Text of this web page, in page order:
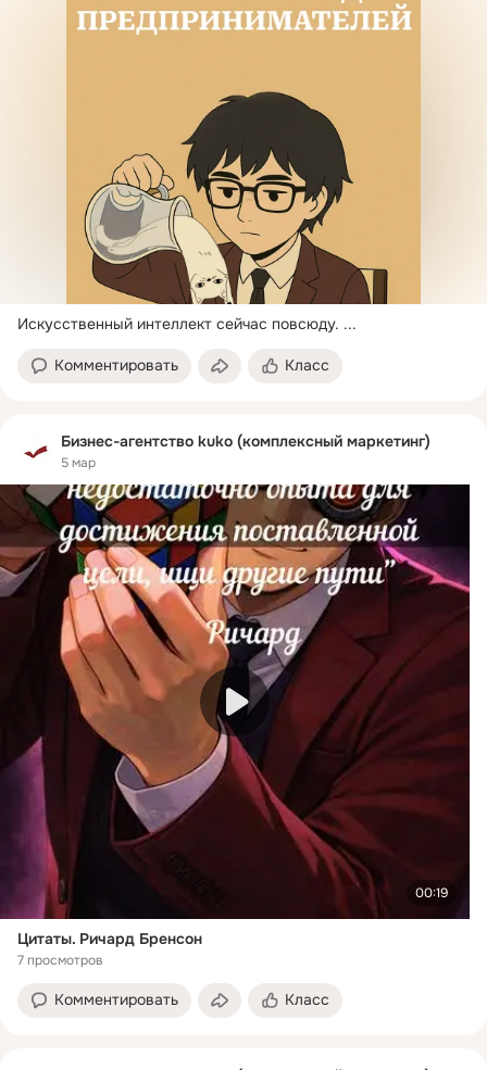
Искусственный интеллект сейчас повсюду. ...
Комментировать Класс
Бизнес-агентство kuko (комплексный маркетинг)
5 мар
00:19
Цитаты. Ричард Бренсон
7 просмотров
Комментировать Класс